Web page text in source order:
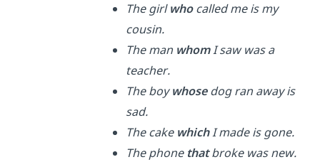
The girlwhocalled me is my
cousin.
The man whomI saw was a
teacher.
The boywhosedog ran away is
sad.
The cake whichI made is gone.
The phone thatbroke was new.